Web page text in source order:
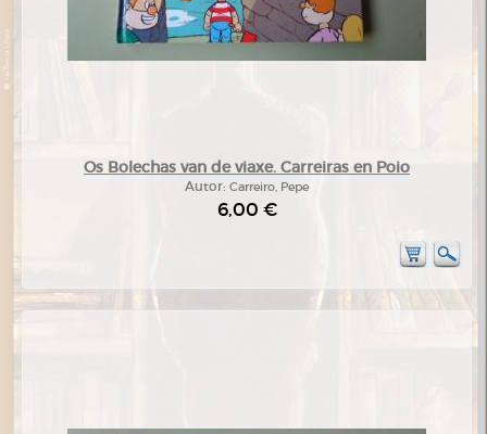
Os Bolechas van de viaxe. Carreiras en Poio
Autor: Carreiro, Pepe
6,00 €